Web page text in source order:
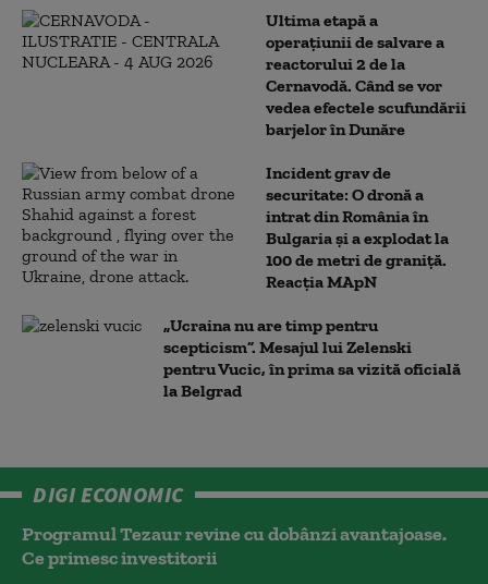
Ultima etapă a
operațiunii de salvare a
reactorului 2 de la
Cernavodă. Când se vor
vedea efectele scufundării
barjelor în Dunăre
Incident grav de
securitate: O dronă a
intrat din România în
Bulgaria şi a explodat la
100 de metri de graniţă.
Reacția MApN
„Ucraina nu are timp pentru
scepticism”. Mesajul lui Zelenski
pentru Vucic, în prima sa vizită oficială
la Belgrad
DIGI ECONOMIC
Programul Tezaur revine cu dobânzi avantajoase.
Ce primesc investitorii